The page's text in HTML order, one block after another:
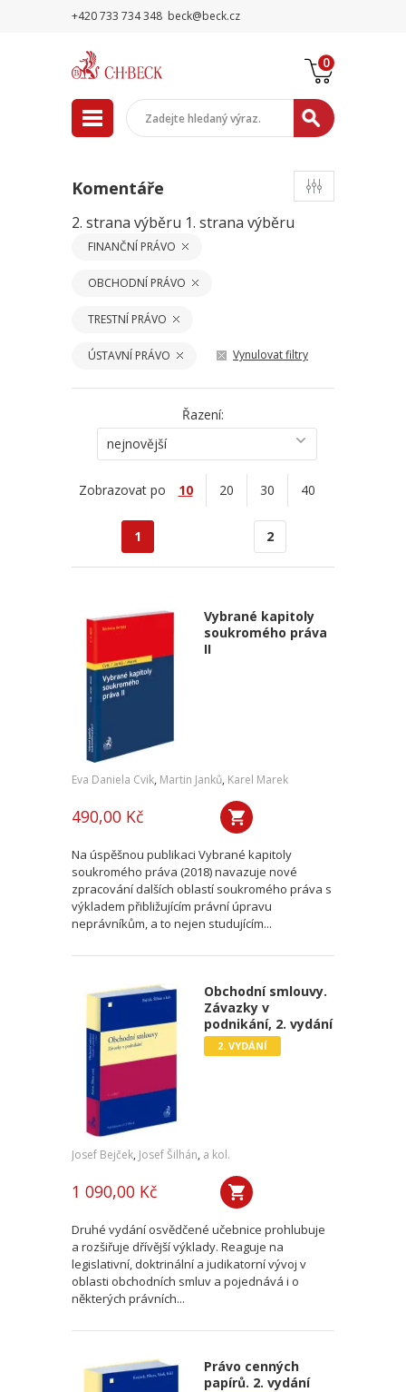
+420 733 734 348 beck@beck.cz
0
Komentáře
2. strana výběru 1. strana výběru
FINANČNÍ PRÁVO
OBCHODNÍ PRÁVO
TRESTNÍ PRÁVO
ÚSTAVNÍ PRÁVO Vynulovat filtry
Řazení:
nejnovější
Zobrazovat po 10 20 30 40
1 2
Vybrané kapitoly
soukromého práva
II
Eva Daniela Cvik, Martin Janků, Karel Marek
490,00 Kč
Na úspěšnou publikaci Vybrané kapitoly
soukromého práva (2018) navazuje nové
zpracování dalších oblastí soukromého práva s
výkladem přibližujícím právní úpravu
neprávníkům, a to nejen studujícím...
Obchodní smlouvy.
Závazky v
podnikání, 2. vydání
2. VYDÁNÍ
Josef Bejček, Josef Šilhán, a kol.
1 090,00 Kč
Druhé vydání osvědčené učebnice prohlubuje
a rozšiřuje dřívější výklady. Reaguje na
legislativní, doktrinální a judikatorní vývoj v
oblasti obchodních smluv a pojednává i o
některých právních...
Právo cenných
papírů. 2. vydání